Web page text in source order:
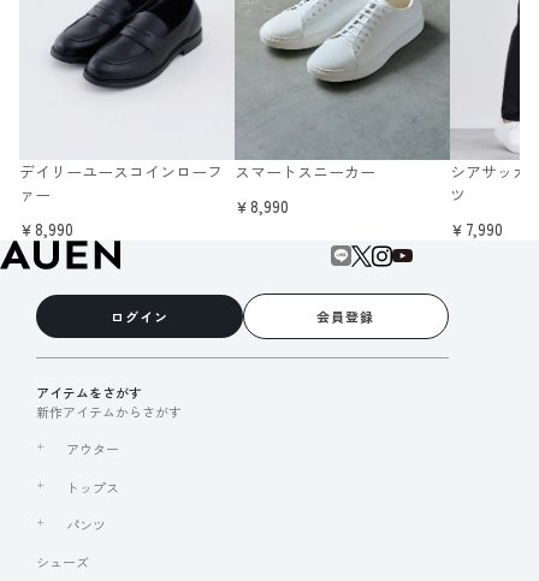
デイリーユースコインローフ
ァー
￥8,990
スマートスニーカー
￥8,990
シアサッカ
ツ
￥7,990
ログイン 会員登録
アイテムをさがす
新作アイテムからさがす
アウター
トップス
パンツ
シューズ